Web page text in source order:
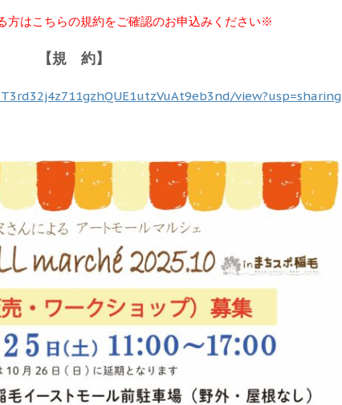
方はこちらの規約をご確認のお申込みください※
【規 約】
view?usp=sharing